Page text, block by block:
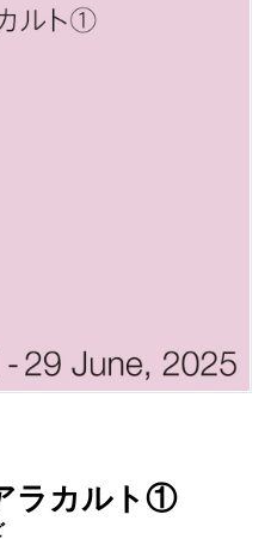
ラカルト①